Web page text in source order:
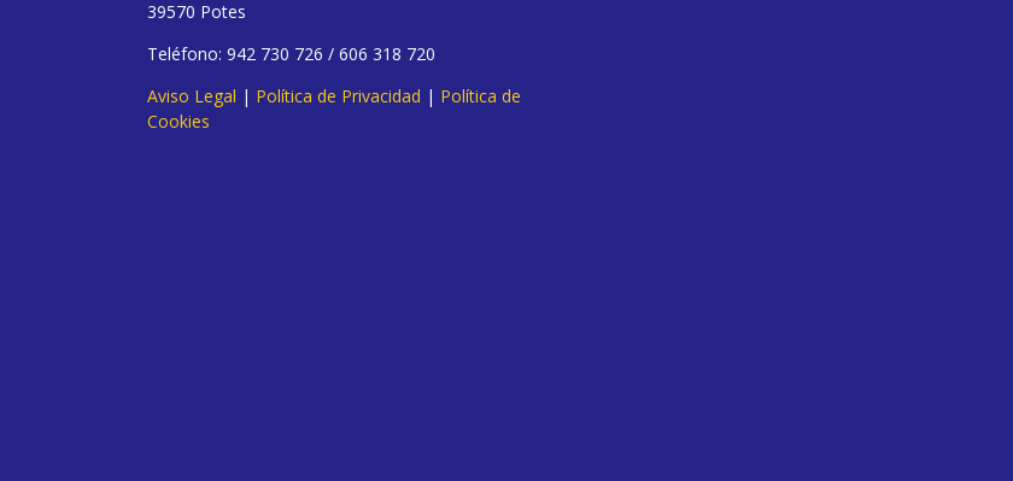
39570 Potes
Teléfono: 942 730 726 / 606 318 720
Aviso Legal | Política de Privacidad | Política de
Cookies